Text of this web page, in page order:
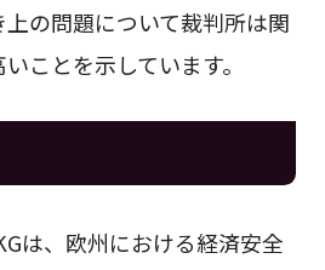
の問題について裁判所は関
ことを示しています。
は、欧州における経済安全